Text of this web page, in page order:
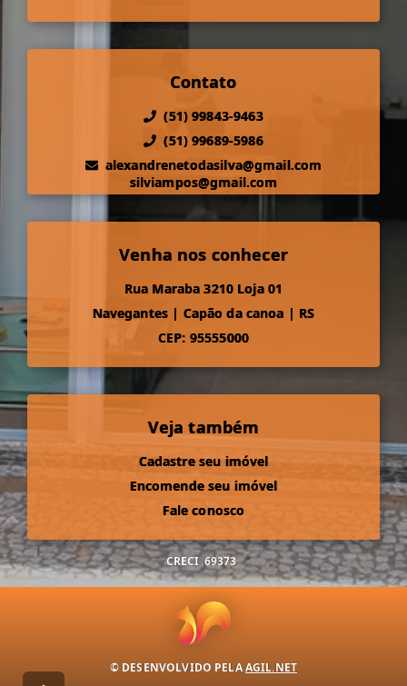
Contato
(51) 99843-9463
(51) 99689-5986
alexandrenetodasilva@gmail.com
silviampos@gmail.com
Venha nos conhecer
Rua Maraba 3210 Loja 01
Navegantes | Capão da canoa | RS
CEP: 95555000
Veja também
Cadastre seu imóvel
Encomende seu imóvel
Fale conosco
CRECI 69373
© DESENVOLVIDO PELAAGIL.NET